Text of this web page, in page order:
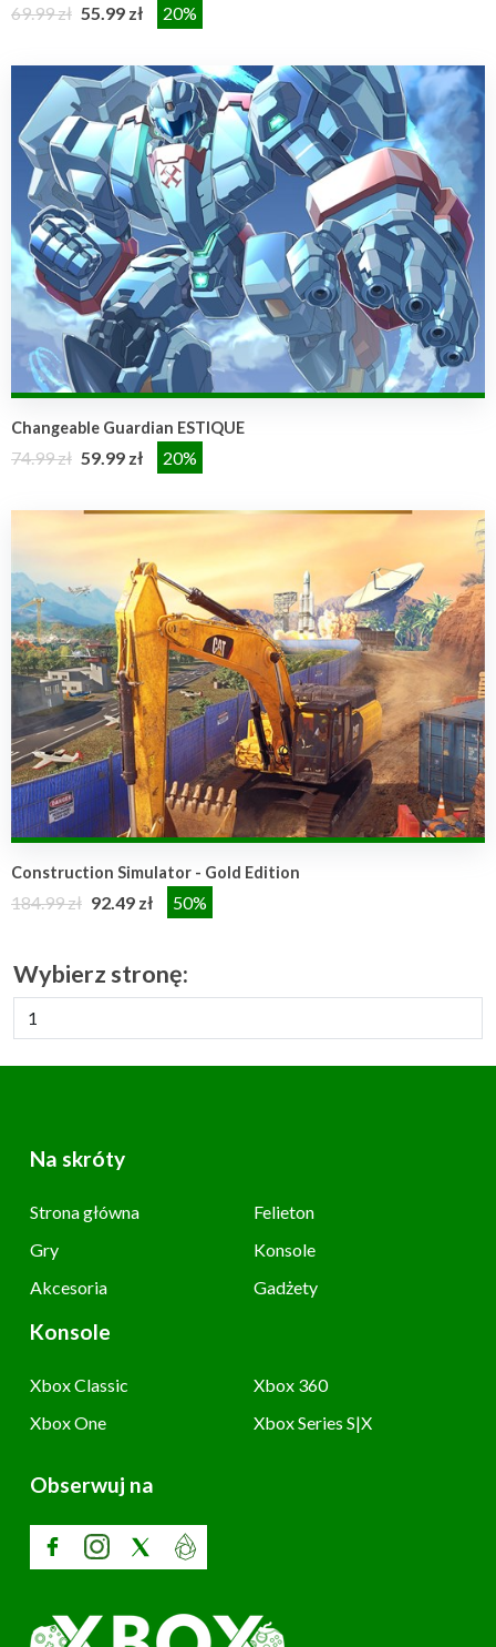
69.99 zł 55.99 zł 20%
Changeable Guardian ESTIQUE
74.99 zł 59.99 zł 20%
Construction Simulator - Gold Edition
184.99 zł 92.49 zł 50%
Wybierz stronę:
Na skróty
Strona główna
Felieton
Gry
Konsole
Akcesoria
Gadżety
Konsole
Xbox Classic
Xbox 360
Xbox One
Xbox Series S|X
Obserwuj na